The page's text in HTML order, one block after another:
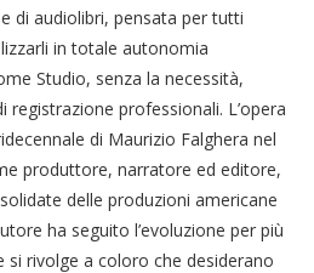
di audiolibri, pensata per tutti
in totale autonomia
Studio, senza la necessità,
registrazione professionali. L’opera
di Maurizio Falghera nel
produttore, narratore ed editore,
delle produzioni americane
ha seguito l’evoluzione per più
si rivolge a coloro che desiderano